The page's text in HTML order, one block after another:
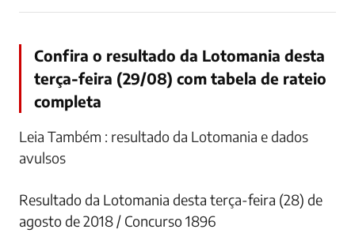
Confira o resultado da Lotomania desta
terça-feira (29/08) com tabela de rateio
completa
Leia Também : resultado da Lotomania e dados
avulsos
Resultado da Lotomania desta terça-feira (28) de
agosto de 2018 / Concurso 1896